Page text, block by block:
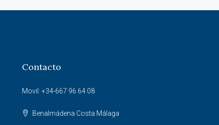
Contacto
Movil: +34-667 96 64 08
Benalmádena Costa Málaga